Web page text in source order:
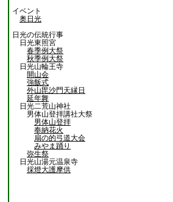
イベント
奥日光
日光の伝統行事
日光東照宮
春季例大祭
秋季例大祭
日光山輪王寺
開山会
強飯式
外山毘沙門天縁日
延年舞
日光二荒山神社
男体山登拝講社大祭
男体山登拝
奉納花火
扇の的弓道大会
みやま踊り
弥生祭
日光山湯元温泉寺
採燈大護摩供